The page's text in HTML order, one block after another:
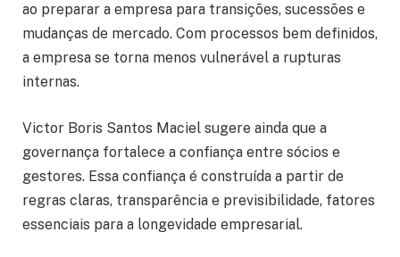
ao preparar a empresa para transições, sucessões e
mudanças de mercado. Com processos bem definidos,
a empresa se torna menos vulnerável a rupturas
internas.
Victor Boris Santos Maciel sugere ainda que a
governança fortalece a confiança entre sócios e
gestores. Essa confiança é construída a partir de
regras claras, transparência e previsibilidade, fatores
essenciais para a longevidade empresarial.